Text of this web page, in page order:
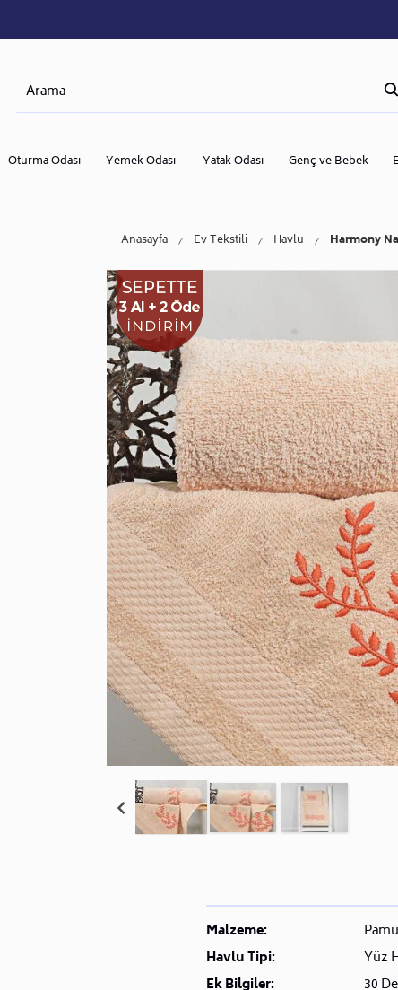
Oturma Odası Yemek Odası Yatak Odası Genç ve Bebek
Anasayfa Ev Tekstili Havlu Harmony
Malzeme:
Havlu Tipi:
Yüz
Ek Bilgiler:
30